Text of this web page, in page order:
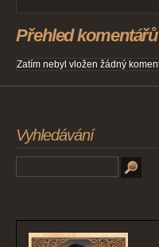
Přehled komentářů
Zatím nebyl vložen žádný
Vyhledávání